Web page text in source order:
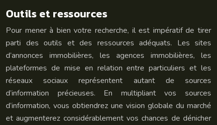
Outils et ressources
Pour mener à bien votre recherche, il est impératif de tirer
parti des outils et des ressources adéquats. Les sites
d’annonces immobilières, les agences immobilières, les
plateformes de mise en relation entre particuliers et les
réseaux sociaux représentent autant de sources
d’information précieuses. En multipliant vos sources
d’information, vous obtiendrez une vision globale du marché
et augmenterez considérablement vos chances de dénicher